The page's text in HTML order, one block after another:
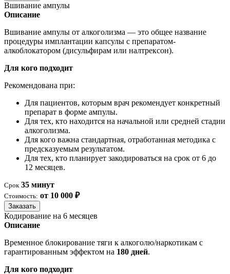
Вшивание ампулы
Описание
Вшивание ампулы от алкоголизма — это общее название
процедуры имплантации капсулы с препаратом-
алкоблокатором (дисульфирам или налтрексон).
Для кого подходит
Рекомендована при:
Для пациентов, которым врач рекомендует конкретный
препарат в форме ампулы.
Для тех, кто находится на начальной или средней стадии
алкоголизма.
Для кого важна стандартная, отработанная методика с
предсказуемым результатом.
Для тех, кто планирует закодироваться на срок от 6 до
12 месяцев.
Срок 35 минут
Стоимость: от 10 000 ₽
Заказать
Кодирование на 6 месяцев
Описание
Временное блокирование тяги к алкоголю/наркотикам с
гарантированным эффектом на 180 дней.
Для кого подходит